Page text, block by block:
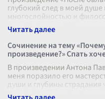
глубокий след в моей
многослойностью и
произведение стало неким
Сочинение на тему
произведение?» Спать
В произведении Антона
меня поразило его
души и глубины страдания
выразительные образы и сю